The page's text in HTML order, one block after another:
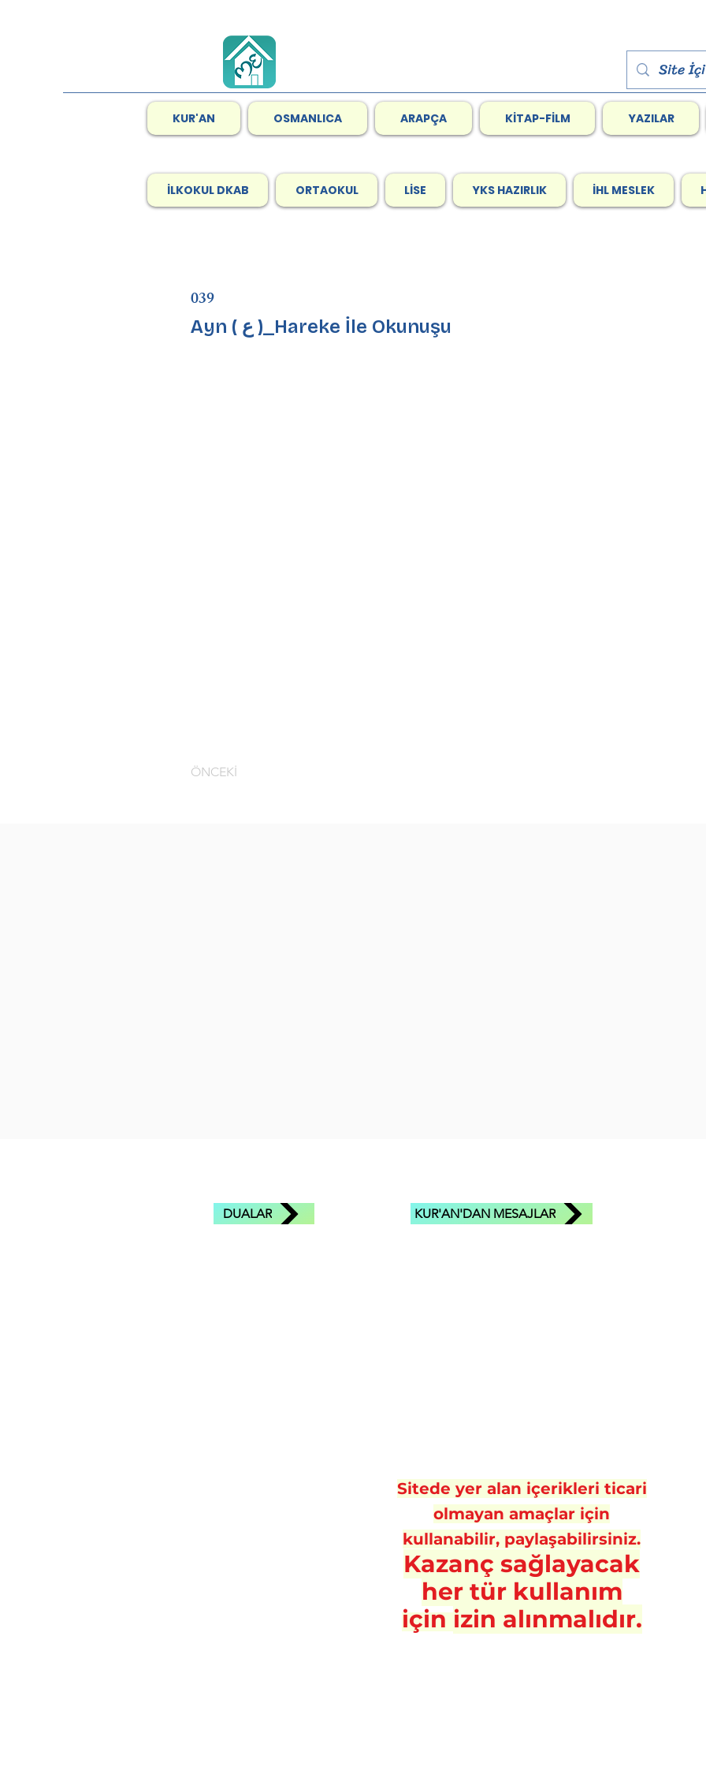
KUR'AN OSMANLICA ARAPÇA KİTAP-FİLM YAZILAR
İLKOKUL DKAB ORTAOKUL LİSE YKS HAZIRLIK İHL MESLEK
039
Ayn ( ع )_Hareke İle Okunuşu
ÖNCEKİ
DUALAR KUR'AN'DAN MESAJLAR
Sitede yer alan içerikleri ticari
olmayan amaçlar için
kullanabilir, paylaşabilirsiniz.
Kazanç sağlayacak
her tür kullanım
içinizin alınmalıdır.